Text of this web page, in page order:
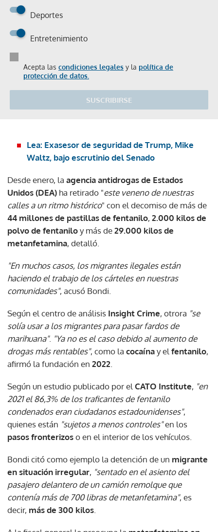
Deportes
Entretenimiento
Acepta las condiciones legales y la política de
protección de datos.
SUSCRIBIRSE
Lea: Exasesor de seguridad de Trump, Mike
Waltz, bajo escrutinio del Senado
Desde enero, la agencia antidrogas de Estados
Unidos (DEA) ha retirado "este veneno de nuestras
calles a un ritmo histórico" con el decomiso de más de
44 millones de pastillas de fentanilo, 2.000 kilos de
polvo de fentaniloy más de29.000 kilos de
metanfetamina, detalló.
"En muchos casos, los migrantes ilegales están
haciendo el trabajo de los cárteles en nuestras
comunidades", acusó Bondi.
Según el centro de análisis Insight Crime, otrora "se
solía usar a los migrantes para pasar fardos de
marihuana". "Ya no es el caso debido al aumento de
drogas más rentables", como la cocaínay el fentanilo,
afirmó la fundación en 2022
Según un estudio publicado por el CATO Institute, "en
2021 el 86,3% de los traficantes de fentanilo
condenados eran ciudadanos estadounidenses",
quienes están "sujetos a menos controles"en los
pasos fronterizoso en el interior de los vehículos.
Bondi citó como ejemplo la detención de un migrante
en situación irregular, "sentado en el asiento del
pasajero delantero de un camión remolque que
contenía más de 700 libras de metanfetamina", es
decir, más de 300 kilos